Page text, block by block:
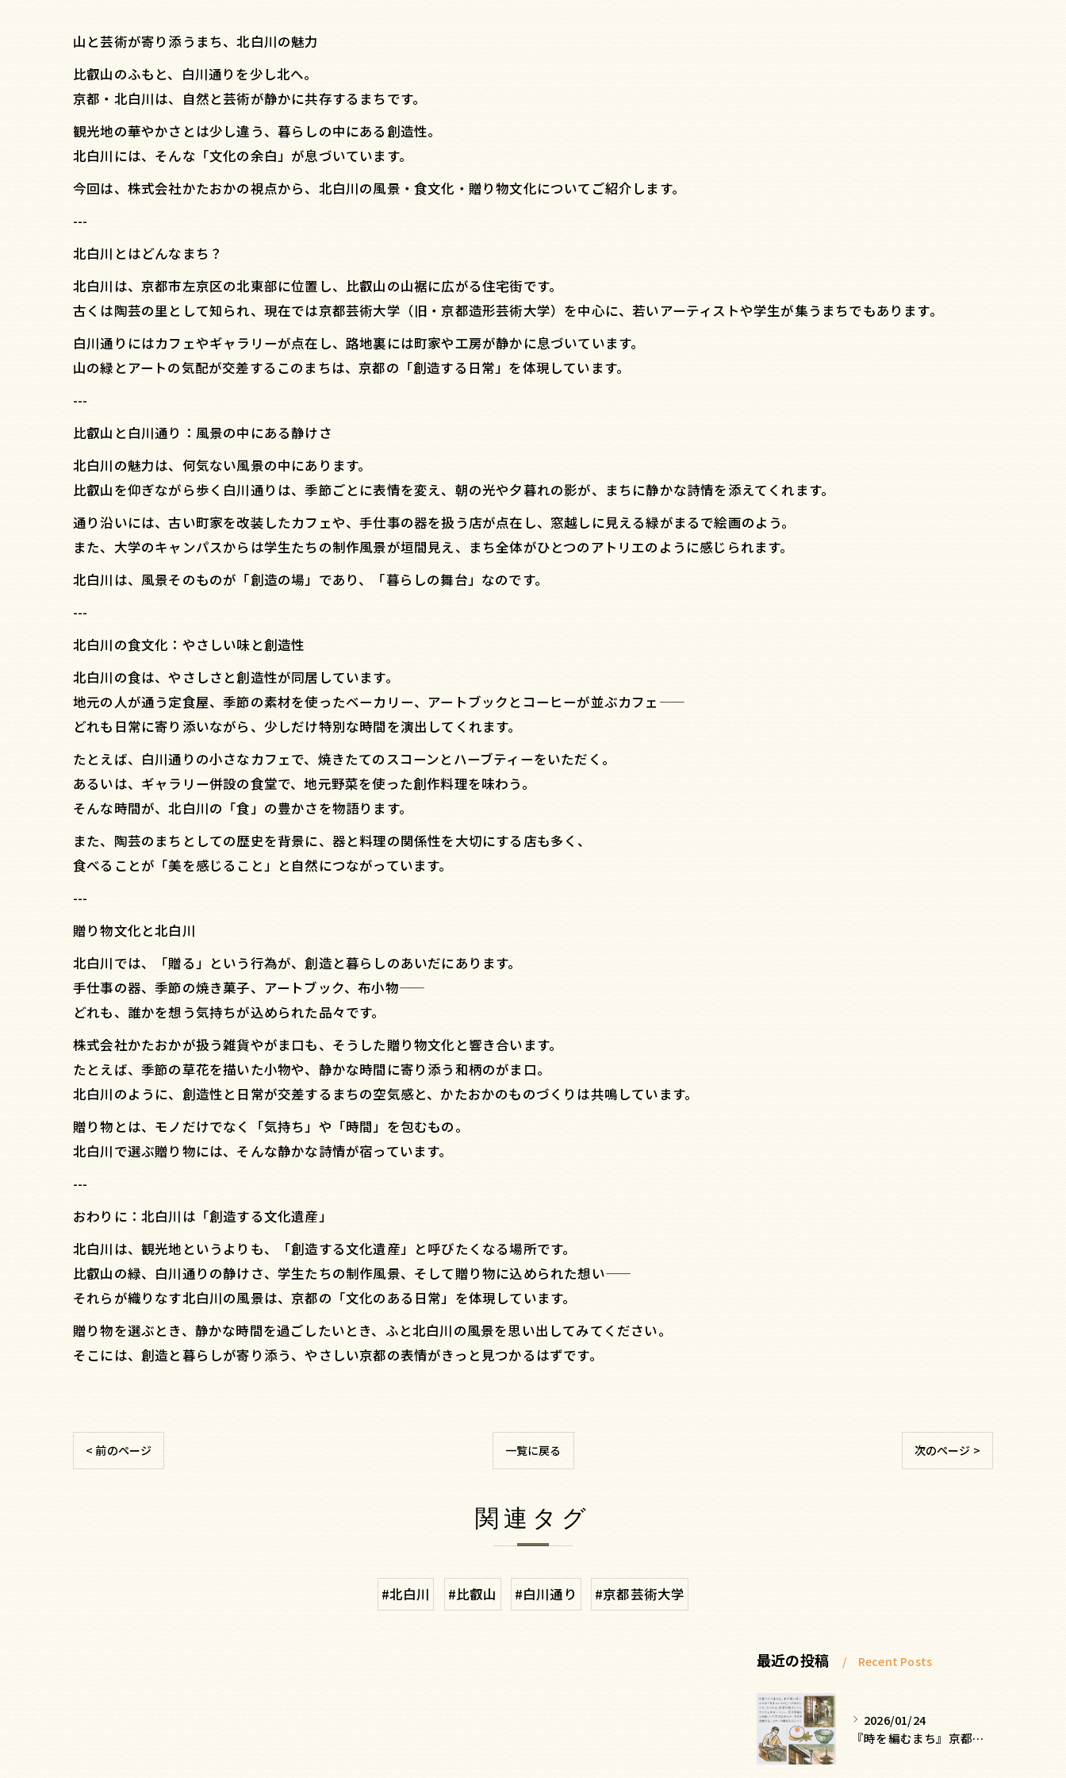
山と芸術が寄り添うまち、北白川の魅力
比叡山のふもと、白川通りを少し北へ。
京都・北白川は、自然と芸術が静かに共存するまちです。
観光地の華やかさとは少し違う、暮らしの中にある創造性。
北白川には、そんな「文化の余白」が息づいています。
今回は、株式会社かたおかの視点から、北白川の風景・食文化・贈り物文化についてご紹介します。
---
北白川とはどんなまち？
北白川は、京都市左京区の北東部に位置し、比叡山の山裾に広がる住宅街です。
古くは陶芸の里として知られ、現在では京都芸術大学（旧・京都造形芸術大学）を中心に、若いアーティストや学生が集うまちでもあります。
白川通りにはカフェやギャラリーが点在し、路地裏には町家や工房が静かに息づいています。
山の緑とアートの気配が交差するこのまちは、京都の「創造する日常」を体現しています。
---
比叡山と白川通り：風景の中にある静けさ
北白川の魅力は、何気ない風景の中にあります。
比叡山を仰ぎながら歩く白川通りは、季節ごとに表情を変え、朝の光や夕暮れの影が、まちに静かな詩情を添えてくれます。
通り沿いには、古い町家を改装したカフェや、手仕事の器を扱う店が点在し、窓越しに見える緑がまるで絵画のよう。
また、大学のキャンパスからは学生たちの制作風景が垣間見え、まち全体がひとつのアトリエのように感じられます。
北白川は、風景そのものが「創造の場」であり、「暮らしの舞台」なのです。
---
北白川の食文化：やさしい味と創造性
北白川の食は、やさしさと創造性が同居しています。
地元の人が通う定食屋、季節の素材を使ったベーカリー、アートブックとコーヒーが並ぶカフェ——
どれも日常に寄り添いながら、少しだけ特別な時間を演出してくれます。
たとえば、白川通りの小さなカフェで、焼きたてのスコーンとハーブティーをいただく。
あるいは、ギャラリー併設の食堂で、地元野菜を使った創作料理を味わう。
そんな時間が、北白川の「食」の豊かさを物語ります。
また、陶芸のまちとしての歴史を背景に、器と料理の関係性を大切にする店も多く、
食べることが「美を感じること」と自然につながっています。
---
贈り物文化と北白川
北白川では、「贈る」という行為が、創造と暮らしのあいだにあります。
手仕事の器、季節の焼き菓子、アートブック、布小物——
どれも、誰かを想う気持ちが込められた品々です。
株式会社かたおかが扱う雑貨やがま口も、そうした贈り物文化と響き合います。
たとえば、季節の草花を描いた小物や、静かな時間に寄り添う和柄のがま口。
北白川のように、創造性と日常が交差するまちの空気感と、かたおかのものづくりは共鳴しています。
贈り物とは、モノだけでなく「気持ち」や「時間」を包むもの。
北白川で選ぶ贈り物には、そんな静かな詩情が宿っています。
---
おわりに：北白川は「創造する文化遺産」
北白川は、観光地というよりも、「創造する文化遺産」と呼びたくなる場所です。
比叡山の緑、白川通りの静けさ、学生たちの制作風景、そして贈り物に込められた想い——
それらが織りなす北白川の風景は、京都の「文化のある日常」を体現しています。
贈り物を選ぶとき、静かな時間を過ごしたいとき、ふと北白川の風景を思い出してみてください。
そこには、創造と暮らしが寄り添う、やさしい京都の表情がきっと見つかるはずです。
< 前のページ 一覧に戻る 次のページ >
関連タグ
#北白川 #比叡山 #白川通り #京都芸術大学
最近の投稿 Recent Posts
2026/01/24
『時を編むまち』京都ー日常にひそむ、静かな贅沢